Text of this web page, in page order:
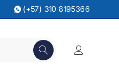
(+57) 310 8195366